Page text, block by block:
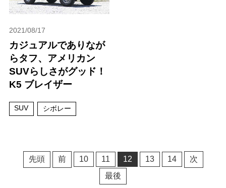
2021/08/17
カジュアルでありなが
らタフ、アメリカン
SUVらしさがグッド！
K5 ブレイザー
SUV シボレー
先頭 前 10 11 12 13 14
次
最後